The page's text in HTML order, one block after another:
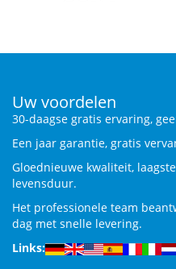
Uw voordelen
30-daagse gratis ervaring,
Een jaar garantie, gratis
Gloednieuwe kwaliteit,
levensduur.
Het professionele team
dag met snelle levering.
Links: